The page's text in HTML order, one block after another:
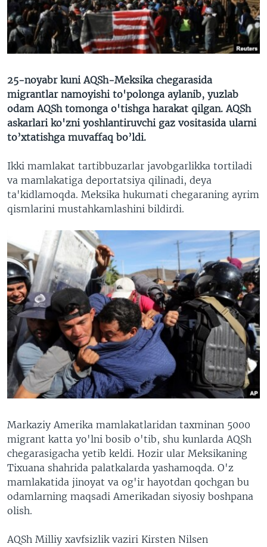
VIDEO
XABARLAR SURATLARDA
ODNOKLASSNIKI
TELEGRAM
TWITTER
SOUNDCLOUD
VOA
25-noyabr kuni AQSh-Meksika chegarasida
migrantlar namoyishi to'polonga aylanib, yuzlab
odam AQSh tomonga o'tishga harakat qilgan. AQSh
askarlari ko'zni yoshlantiruvchi gaz vositasida ularni
to’xtatishga muvaffaq bo’ldi. ​
Ikki mamlakat tartibbuzarlar javobgarlikka tortiladi
va mamlakatiga deportatsiya qilinadi, deya
ta'kidlamoqda. Meksika hukumati chegaraning ayrim
qismlarini mustahkamlashini bildirdi.
Markaziy Amerika mamlakatlaridan taxminan 5000
migrant katta yo'lni bosib o'tib, shu kunlarda AQSh
chegarasigacha yetib keldi. Hozir ular Meksikaning
Tixuana shahrida palatkalarda yashamoqda. O'z
mamlakatida jinoyat va og'ir hayotdan qochgan bu
odamlarning maqsadi Amerikadan siyosiy boshpana
olish.
AQSh Milliy xavfsizlik vaziri Kirsten Nilsen